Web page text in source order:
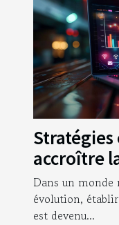
accroître
Dans un monde
évolution,
est devenu...